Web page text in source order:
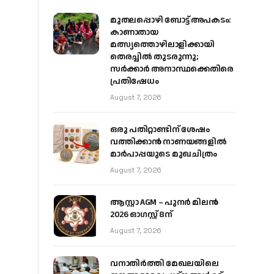
മുതലപ്പൊഴി ബോട്ട് അപകടം:
കാണാതായ
മത്സ്യത്തൊഴിലാളിക്കായി
തെരച്ചിൽ തുടരുന്നു;
സർക്കാർ അനാസ്ഥക്കെതിരെ
പ്രതിഷേധം
August 7, 2026
ഒരു പതിറ്റാണ്ടിന് ശേഷം
വത്തിക്കാൻ നാണയങ്ങളിൽ
മാർപാപ്പയുടെ മുഖചിത്രം
August 7, 2026
ആസ്റ്റാ AGM – പുനർ മിലൻ
2026 ഓഗസ്റ്റ് 8ന്
August 7, 2026
വനാതിർത്തി മേഖലയിലെ